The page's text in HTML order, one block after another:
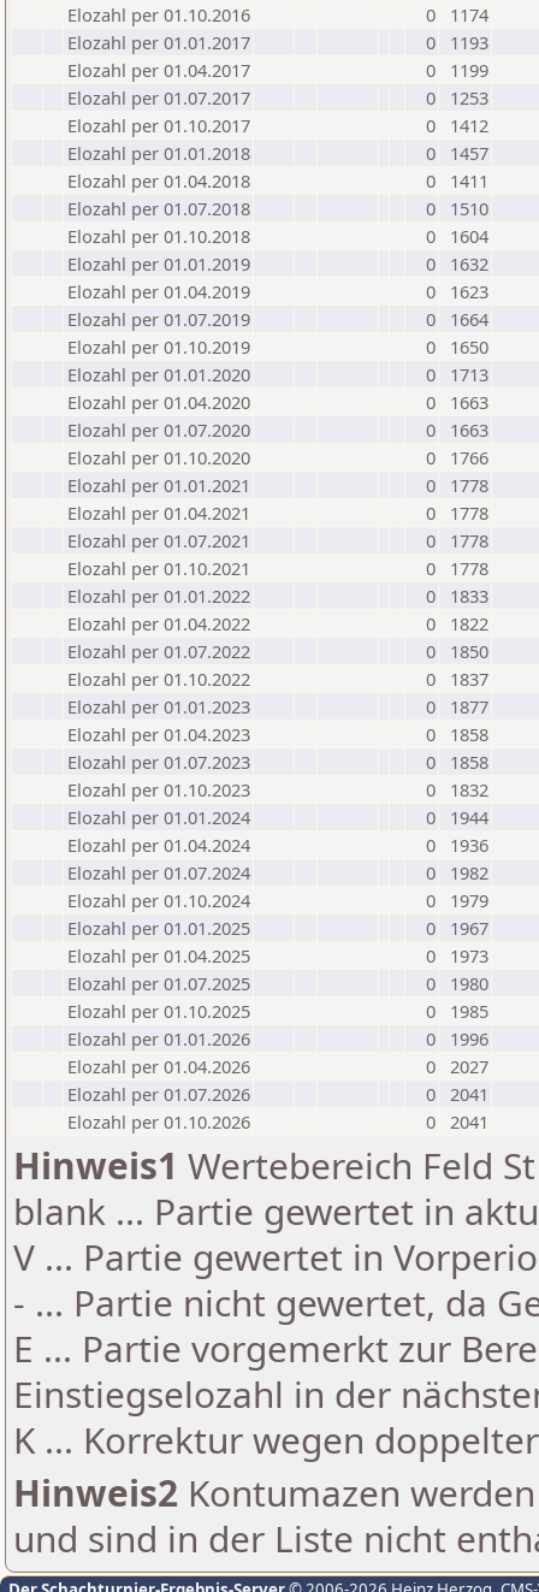
Elozahl per 01.10.2016
0
1174
Elozahl per 01.01.2017
0
1193
Elozahl per 01.04.2017
0
1199
Elozahl per 01.07.2017
0
1253
Elozahl per 01.10.2017
0
1412
Elozahl per 01.01.2018
0
1457
Elozahl per 01.04.2018
0
1411
Elozahl per 01.07.2018
0
1510
Elozahl per 01.10.2018
0
1604
Elozahl per 01.01.2019
0
1632
Elozahl per 01.04.2019
0
1623
Elozahl per 01.07.2019
0
1664
Elozahl per 01.10.2019
0
1650
Elozahl per 01.01.2020
0
1713
Elozahl per 01.04.2020
0
1663
Elozahl per 01.07.2020
0
1663
Elozahl per 01.10.2020
0
1766
Elozahl per 01.01.2021
0
1778
Elozahl per 01.04.2021
0
1778
Elozahl per 01.07.2021
0
1778
Elozahl per 01.10.2021
0
1778
Elozahl per 01.01.2022
0
1833
Elozahl per 01.04.2022
0
1822
Elozahl per 01.07.2022
0
1850
Elozahl per 01.10.2022
0
1837
Elozahl per 01.01.2023
0
1877
Elozahl per 01.04.2023
0
1858
Elozahl per 01.07.2023
0
1858
Elozahl per 01.10.2023
0
1832
Elozahl per 01.01.2024
0
1944
Elozahl per 01.04.2024
0
1936
Elozahl per 01.07.2024
0
1982
Elozahl per 01.10.2024
0
1979
Elozahl per 01.01.2025
0
1967
Elozahl per 01.04.2025
0
1973
Elozahl per 01.07.2025
0
1980
Elozahl per 01.10.2025
0
1985
Elozahl per 01.01.2026
0
1996
Elozahl per 01.04.2026
0 2027
Elozahl per 01.07.2026
0 2041
Elozahl per 01.10.2026
0 2041
Hinweis1 Wertebereich Feld
blank ... Partie gewertet in
V ... Partie gewertet in
- ... Partie nicht gewertet, da
E ... Partie vorgemerkt zur
Einstiegselozahl in der
K ... Korrektur wegen
Hinweis2 Kontumazen
und sind in der Liste nicht